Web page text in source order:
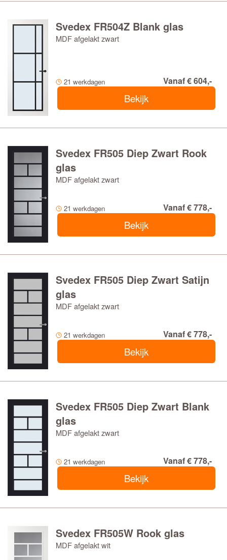
Svedex FR504Z Blank glas
MDF afgelakt zwart
21 werkdagen Vanaf € 604,-
Bekijk
Svedex FR505 Diep Zwart Rook
glas
MDF afgelakt zwart
21 werkdagen Vanaf € 778,-
Bekijk
Svedex FR505 Diep Zwart Satijn
glas
MDF afgelakt zwart
21 werkdagen Vanaf € 778,-
Bekijk
Svedex FR505 Diep Zwart Blank
glas
MDF afgelakt zwart
21 werkdagen Vanaf € 778,-
Bekijk
Svedex FR505W Rook glas
MDF afgelakt wit